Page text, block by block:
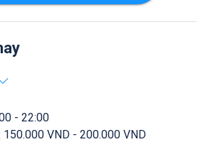
- 22:00
150.000 VND - 200.000 VND